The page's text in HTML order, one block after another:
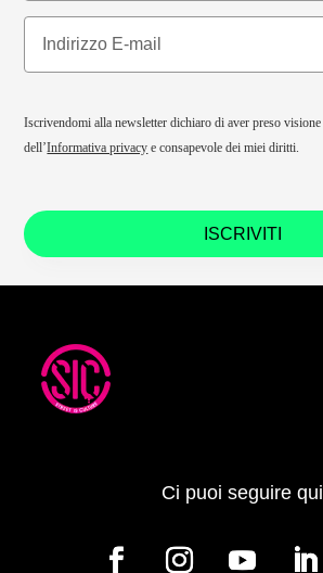
ISCRIVITI
Iscrivendomi alla newsletter dichiaro di aver preso visione
dell’Informativa privacy e consapevole dei miei diritti.
Ci puoi seguire qui